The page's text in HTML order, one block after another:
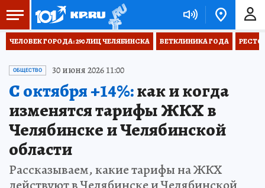
ЧЕЛОВЕК ГОРОДА: 290 ЛИЦ ЧЕЛЯБИНСКА ВЕТКЛИНИКА ГОДА
ОБЩЕСТВО 30 июня 2026 11:00
С октября +14%:как и когда
изменятся тарифы ЖКХ в
Челябинске и Челябинской
области
Рассказываем, какие тарифы на ЖКХ